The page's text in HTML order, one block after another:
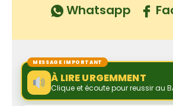
Whatsapp
MESSAGE IMPORTANT
À LIRE URGEMMENT
Clique et écoute pour reussir au